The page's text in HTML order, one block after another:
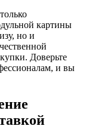
картины
но и
Доверьте
и вы